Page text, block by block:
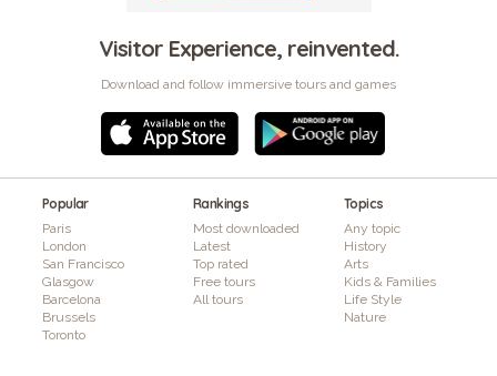
Visitor Experience, reinvented.
Download and follow immersive tours and games
Popular
Paris
London
San Francisco
Glasgow
Barcelona
Brussels
Toronto
Rankings
Most downloaded
Latest
Top rated
Free tours
All tours
Topics
Any topic
History
Arts
Kids & Families
Life Style
Nature